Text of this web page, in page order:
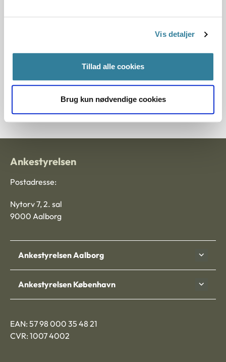
Vis detaljer
Tillad alle cookies
Brug kun nødvendige cookies
Principmeddelelser
Søg efter principmeddelelser
Ankestyrelsen
Postadresse:
Nytorv 7, 2. sal
9000 Aalborg
Ankestyrelsen Aalborg
Ankestyrelsen København
EAN: 57 98 000 35 48 21
CVR: 1007 4002